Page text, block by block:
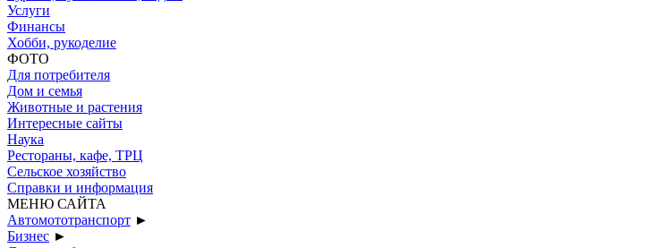
Услуги
Финансы
Хобби, рукоделие
ФОТО
Для потребителя
Дом и семья
Животные и растения
Интересные сайты
Наука
Рестораны, кафе, ТРЦ
Сельское хозяйство
Справки и информация
МЕНЮ САЙТА
Автомототранспорт ►
Бизнес ►